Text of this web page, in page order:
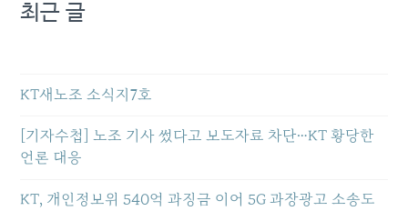
최근 글
KT새노조 소식지7호
[기자수첩] 노조 기사 썼다고 보도자료 차단…KT 황당한
언론 대응
KT, 개인정보위 540억 과징금 이어 5G 과장광고 소송도